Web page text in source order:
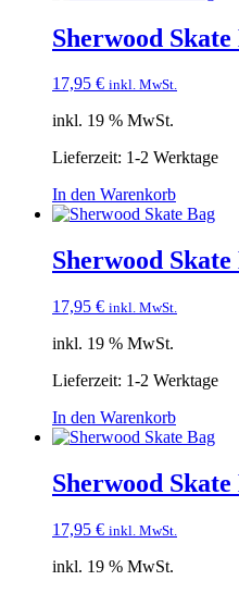
Sherwood Skate
17,95 € inkl. MwSt.
inkl. 19 % MwSt.
Lieferzeit: 1-2 Werktage
In den Warenkorb
Sherwood Skate
17,95 € inkl. MwSt.
inkl. 19 % MwSt.
Lieferzeit: 1-2 Werktage
In den Warenkorb
Sherwood Skate
17,95 € inkl. MwSt.
inkl. 19 % MwSt.